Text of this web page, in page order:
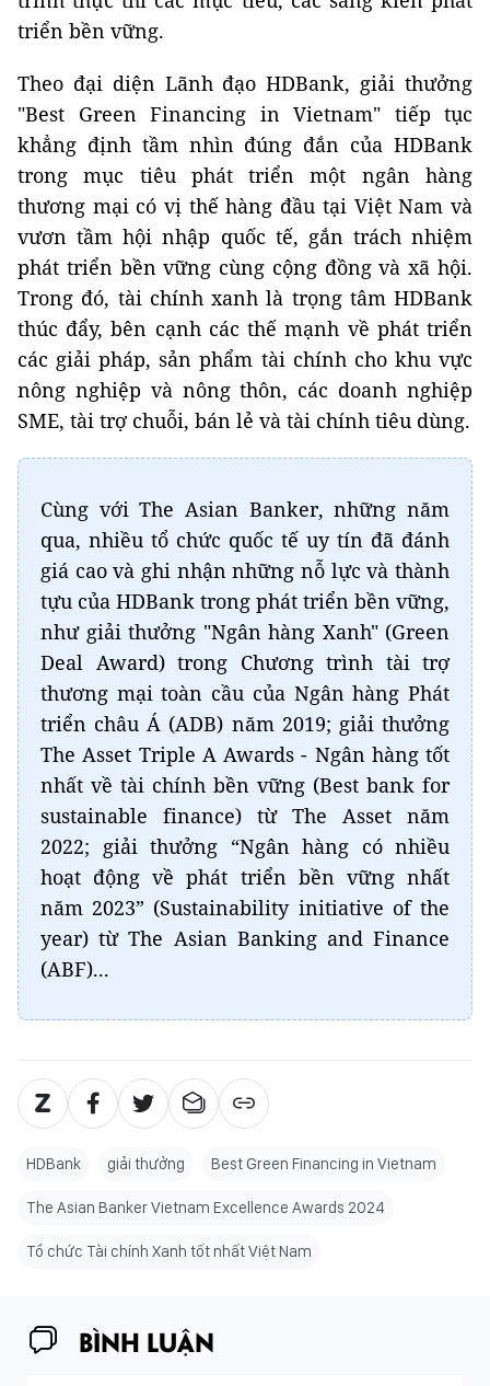
triển bền vững.
Theo đại diện Lãnh đạo HDBank, giải thưởng
"Best Green Financing in Vietnam" tiếp tục
khẳng định tầm nhìn đúng đắn của HDBank
trong mục tiêu phát triển một ngân hàng
thương mại có vị thế hàng đầu tại Việt Nam và
vươn tầm hội nhập quốc tế, gắn trách nhiệm
phát triển bền vững cùng cộng đồng và xã hội.
Trong đó, tài chính xanh là trọng tâm HDBank
thúc đẩy, bên cạnh các thế mạnh về phát triển
các giải pháp, sản phẩm tài chính cho khu vực
nông nghiệp và nông thôn, các doanh nghiệp
SME, tài trợ chuỗi, bán lẻ và tài chính tiêu dùng.
Cùng với The Asian Banker, những năm
qua, nhiều tổ chức quốc tế uy tín đã đánh
giá cao và ghi nhận những nỗ lực và thành
tựu của HDBank trong phát triển bền vững,
như giải thưởng "Ngân hàng Xanh" (Green
Deal Award) trong Chương trình tài trợ
thương mại toàn cầu của Ngân hàng Phát
triển châu Á (ADB) năm 2019; giải thưởng
The Asset Triple A Awards - Ngân hàng tốt
nhất về tài chính bền vững (Best bank for
sustainable finance) từ The Asset năm
2022; giải thưởng “Ngân hàng có nhiều
hoạt động về phát triển bền vững nhất
năm 2023” (Sustainability initiative of the
year) từ The Asian Banking and Finance
(ABF)...
HDBank giải thưởng Best Green Financing in Vietnam
The Asian Banker Vietnam Excellence Awards 2024
Tổ chức Tài chính Xanh tốt nhất Việt Nam
BÌNH LUẬN